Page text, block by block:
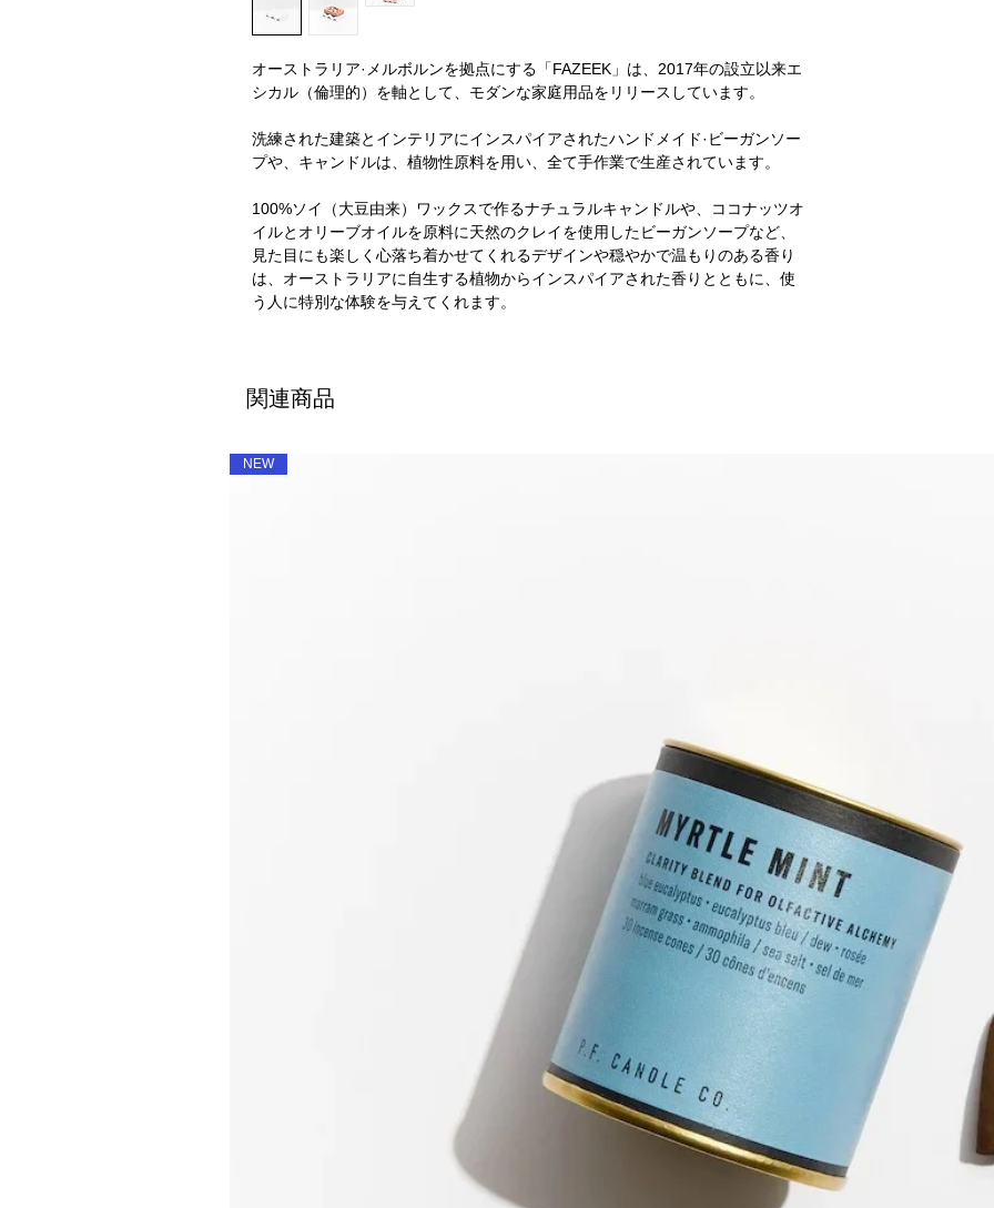
オーストラリア·メルボルンを拠点にする「FAZEEK」は、2017年の設立以来エ
シカル（倫理的）を軸として、モダンな家庭用品をリリースしています。
洗練された建築とインテリアにインスパイアされたハンドメイド·ビーガンソー
プや、キャンドルは、植物性原料を用い、全て手作業で生産されています。
100%ソイ（大豆由来）ワックスで作るナチュラルキャンドルや、ココナッツオ
イルとオリーブオイルを原料に天然のクレイを使用したビーガンソープなど、
見た目にも楽しく心落ち着かせてくれるデザインや穏やかで温もりのある香り
は、オーストラリアに自生する植物からインスパイアされた香りとともに、使
う人に特別な体験を与えてくれます。
関連商品
NEW